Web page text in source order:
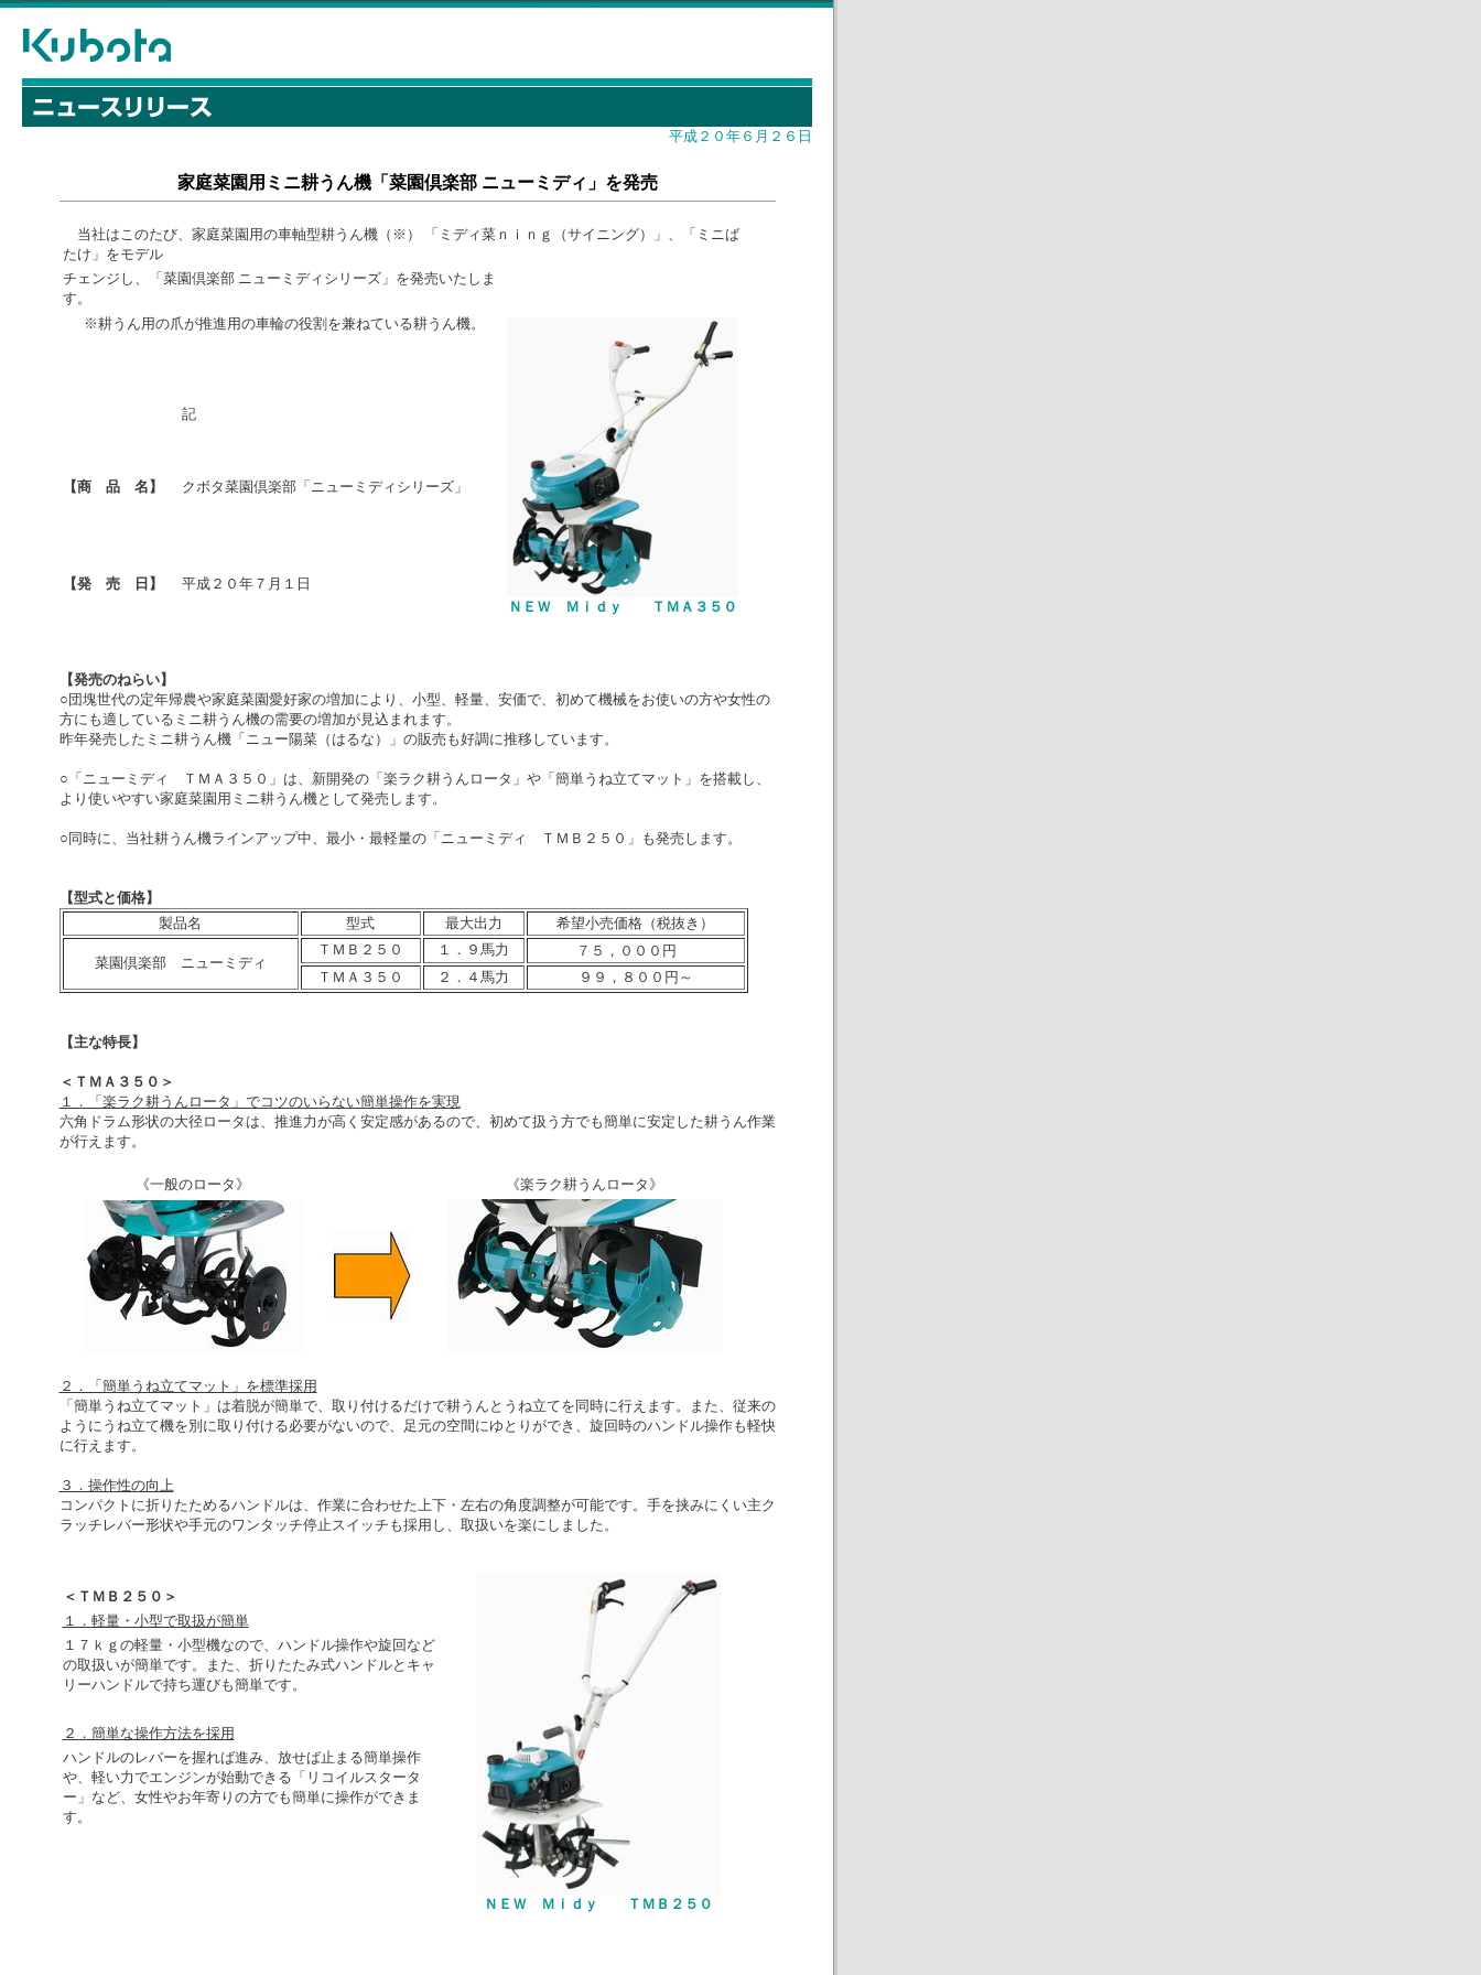
平成２０年６月２６日
家庭菜園用ミニ耕うん機「菜園倶楽部 ニューミディ」を発売
当社はこのたび、家庭菜園用の車軸型耕うん機（※） 「ミディ菜ｎｉｎｇ（サイニング）」、「ミニば
たけ」をモデル
チェンジし、「菜園倶楽部 ニューミディシリーズ」を発売いたしま
す。
ＮＥＷ Ｍｉｄｙ ＴＭＡ３５０
※耕うん用の爪が推進用の車輪の役割を兼ねている耕うん機。
記
【商 品 名】 クボタ菜園倶楽部「ニューミディシリーズ」
【発 売 日】 平成２０年７月１日
【発売のねらい】
○団塊世代の定年帰農や家庭菜園愛好家の増加により、小型、軽量、安価で、初めて機械をお使いの方や女性の
方にも適しているミニ耕うん機の需要の増加が見込まれます。
昨年発売したミニ耕うん機「ニュー陽菜（はるな）」の販売も好調に推移しています。
○「ニューミディ ＴＭＡ３５０」は、新開発の「楽ラク耕うんロータ」や「簡単うね立てマット」を搭載し、
より使いやすい家庭菜園用ミニ耕うん機として発売します。
○同時に、当社耕うん機ラインアップ中、最小・最軽量の「ニューミディ ＴＭＢ２５０」も発売します。
【型式と価格】
製品名
型式 最大出力 希望小売価格（税抜き）
菜園倶楽部 ニューミディ
ＴＭＢ２５０ １．９馬力
７５，０００円
ＴＭＡ３５０
２．４馬力 ９９，８００円～
【主な特長】
＜ＴＭＡ３５０＞
１．「楽ラク耕うんロータ」でコツのいらない簡単操作を実現
六角ドラム形状の大径ロータは、推進力が高く安定感があるので、初めて扱う方でも簡単に安定した耕うん作業
が行えます。
《一般のロータ》 《楽ラク耕うんロータ》
２．「簡単うね立てマット」を標準採用
「簡単うね立てマット」は着脱が簡単で、取り付けるだけで耕うんとうね立てを同時に行えます。また、従来の
ようにうね立て機を別に取り付ける必要がないので、足元の空間にゆとりができ、旋回時のハンドル操作も軽快
に行えます。
３．操作性の向上
コンパクトに折りたためるハンドルは、作業に合わせた上下・左右の角度調整が可能です。手を挟みにくい主ク
ラッチレバー形状や手元のワンタッチ停止スイッチも採用し、取扱いを楽にしました。
ＮＥＷ Ｍｉｄｙ ＴＭＢ２５０
＜ＴＭＢ２５０＞
１．軽量・小型で取扱が簡単
１７ｋｇの軽量・小型機なので、ハンドル操作や旋回など
の取扱いが簡単です。また、折りたたみ式ハンドルとキャ
リーハンドルで持ち運びも簡単です。
２．簡単な操作方法を採用
ハンドルのレバーを握れば進み、放せば止まる簡単操作
や、軽い力でエンジンが始動できる「リコイルスタータ
ー」など、女性やお年寄りの方でも簡単に操作ができま
す。